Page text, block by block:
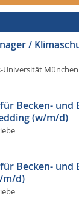
/
Universität München
Becken- und
(w/m/d)
Becken- und
m/d)